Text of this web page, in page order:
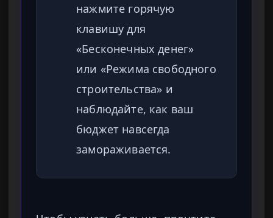
нажмите горячую
клавишу для
«Бесконечных денег»
или «Режима свободного
строительства» и
наблюдайте, как ваш
бюджет навсегда
замораживается.